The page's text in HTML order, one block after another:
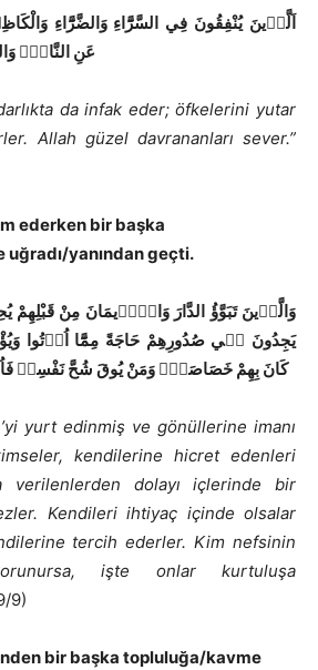
اَلَّذ۪ينَ يُنْفِقُونَ فِي السَّرَّٓاءِ وَالضَّرَّٓاءِ
عَنِ النَّاسِۜ
da infak eder; öfkelerini yutar
Allah güzel davrananları sever.”
ederken bir başka
yanından geçti.
وَالَّذ۪ينَ تَبَوَّؤُ الدَّارَ وَالْا۪يمَانَ مِنْ قَبْلِهِمْ
يَجِدُونَ ف۪ي صُدُورِهِمْ حَاجَةً مِمَّٓا اُو۫تُوا
كَانَ بِهِمْ خَصَاصَةٌۜ وَمَنْ يُوقَ شُحَّ نَفْسِه۪
yurt edinmiş ve gönüllerine imanı
kendilerine hicret edenleri
verilenlerden dolayı içlerinde bir
Kendileri ihtiyaç içinde olsalar
tercih ederler. Kim nefsinin
korunursa, işte onlar kurtuluşa
9)
bir başka topluluğa/kavme